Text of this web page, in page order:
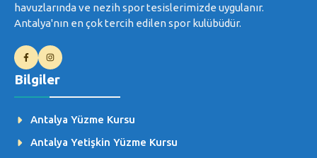
havuzlarında ve nezih spor tesislerimizde uygulanır.
Antalya'nın en çok tercih edilen spor kulübüdür.
Bilgiler
Antalya Yüzme Kursu
Antalya Yetişkin Yüzme Kursu